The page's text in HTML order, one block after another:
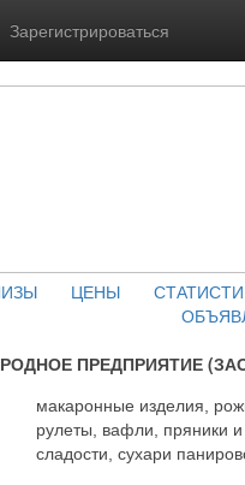
Зарегистрироваться
ЦЕНЫ
ПРЕДПРИЯТИЕ
макаронные изделия,
рулеты, вафли, пряники
сладости, сухари